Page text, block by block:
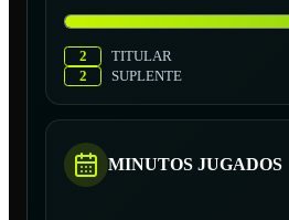
2
TITULAR
2
SUPLENTE
MINUTOS JUGADOS